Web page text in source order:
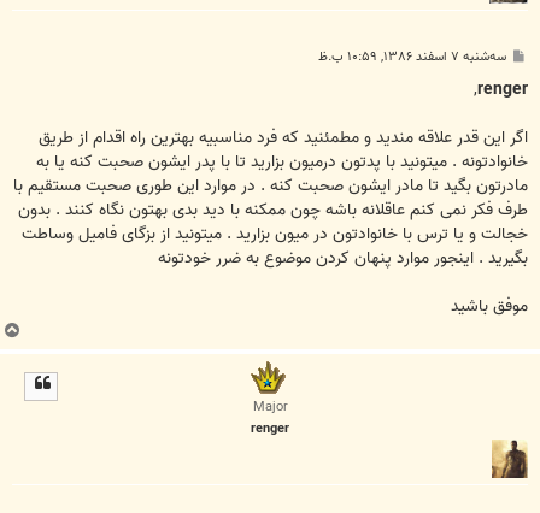
پ
ت
سه‌شنبه ۷ اسفند ۱۳۸۶, ۱۰:۵۹ ب.ظ
renger
,
اگر این قدر علاقه مندید و مطمئنید که فرد مناسبیه بهترین راه اقدام از طریق
خانوادتونه . میتونید با پدتون درمیون بزارید تا با پدر ایشون صحبت کنه یا به
مادرتون بگید تا مادر ایشون صحبت کنه . در موارد این طوری صحبت مستقیم با
طرف فکر نمی کنم عاقلانه باشه چون ممکنه با دید بدی بهتون نگاه کنند . بدون
خجالت و یا ترس با خانوادتون در میون بزارید . میتونید از بزگای فامیل وساطت
بگیرید . اینجور موارد پنهان کردن موضوع به ضرر خودتونه
موفق باشید
ب
ا
Major
renger